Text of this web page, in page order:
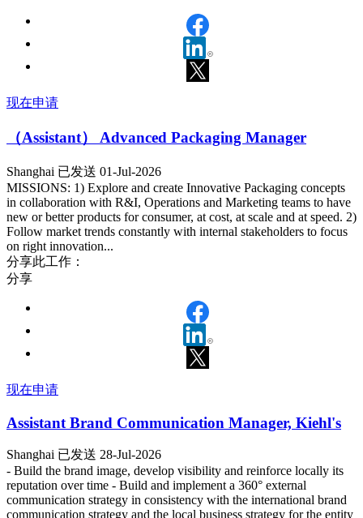
现在申请
（Assistant） Advanced Packaging Manager
Shanghai 已发送 01-Jul-2026
MISSIONS: 1) Explore and create Innovative Packaging concepts
in collaboration with R&I, Operations and Marketing teams to have
new or better products for consumer, at cost, at scale and at speed. 2)
Follow market trends constantly with internal stakeholders to focus
on right innovation...
分享此工作：
分享
现在申请
Assistant Brand Communication Manager, Kiehl's
Shanghai 已发送 28-Jul-2026
- Build the brand image, develop visibility and reinforce locally its
reputation over time - Build and implement a 360° external
communication strategy in consistency with the international brand
communication strategy and the local business strategy for the entity